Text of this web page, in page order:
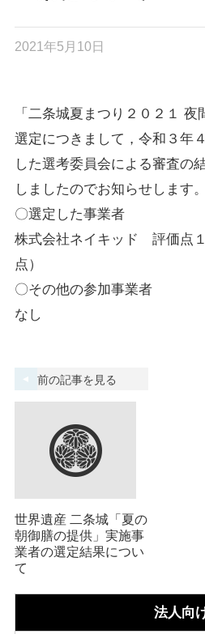
2021年5月10日
「二条城夏まつり２０２１
選定につきまして，令和３年
した選考委員会による審査の
しましたのでお知らせします。
〇選定した事業者
株式会社ネイキッド 評価点
点）
〇その他の参加事業者
なし
前の記事を見る
世界遺産 二条城「夏の
朝御膳の提供」実施事
業者の選定結果につい
て
法人向